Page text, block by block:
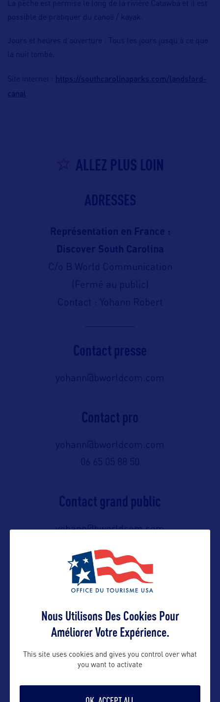
La pêche est permise le long de la rivière Catawba et il est
possible de pratiquer du canoë / kayak.
Jours et heures d’ouverture : Tous les jours jusqu’à ce que
la nuit tombe.
Site internet : https://southcarolinaparks.com/landsford-
canal
ALLEZ PLUS LOIN
ADRESSES
Représentation en France :
Discover South Carolina
C/o B World Communication
(Fermé au public)
Contact : Yohann Robert
Contact presse
yohann@bworldcom.com
Contact pro
yohann@bworldcom.com
06 65 05 88 50
Contact grand public
yohann@bworldcom.com
Suivre
Nous Utilisons Des Cookies Pour
Améliorer Votre Expérience.
This site uses cookies and gives you control over what
you want to activate